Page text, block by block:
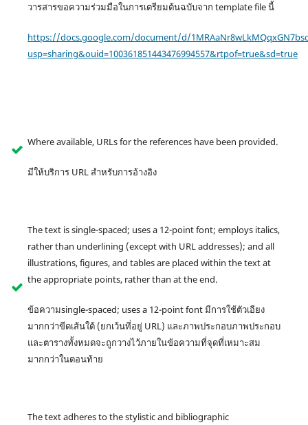
วารสารขอความร่วมมือในการเตรียมต้นฉบับจาก template file นี้
https://docs.google.com/document/d/
usp=sharing&ouid=100361851443476994557&rtpof=true&sd=true
Where available, URLs for the references have been provided.
มีให้บริการ URL สำหรับการอ้างอิง
The text is single-spaced; uses a 12-point font; employs italics,
rather than underlining (except with URL addresses); and all
illustrations, figures, and tables are placed within the text at
the appropriate points, rather than at the end.
ข้อความsingle-spaced; uses a 12-point font มีการใช้ตัวเอียง
มากกว่าขีดเส้นใต้ (ยกเว้นที่อยู่ URL) และภาพประกอบภาพประกอบ
และตารางทั้งหมดจะถูกวางไว้ภายในข้อความที่จุดที่เหมาะสม
มากกว่าในตอนท้าย
The text adheres to the stylistic and bibliographic